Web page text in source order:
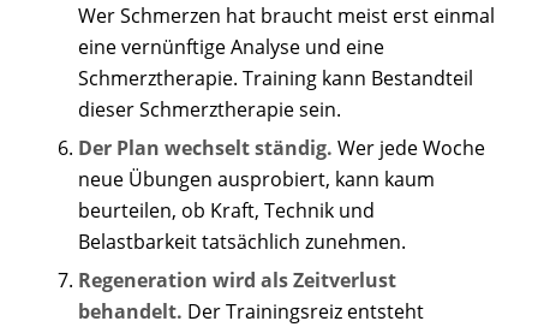
Wer Schmerzen hat braucht meist erst einmal
eine vernünftige Analyse und eine
Schmerztherapie. Training kann Bestandteil
dieser Schmerztherapie sein.
Der Plan wechselt ständig. Wer jede Woche
neue Übungen ausprobiert, kann kaum
beurteilen, ob Kraft, Technik und
Belastbarkeit tatsächlich zunehmen.
Regeneration wird als Zeitverlust
behandelt. Der Trainingsreiz entsteht